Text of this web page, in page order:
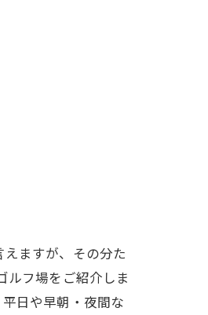
ますが、その分た
ルフ場をご紹介しま
日や早朝・夜間な